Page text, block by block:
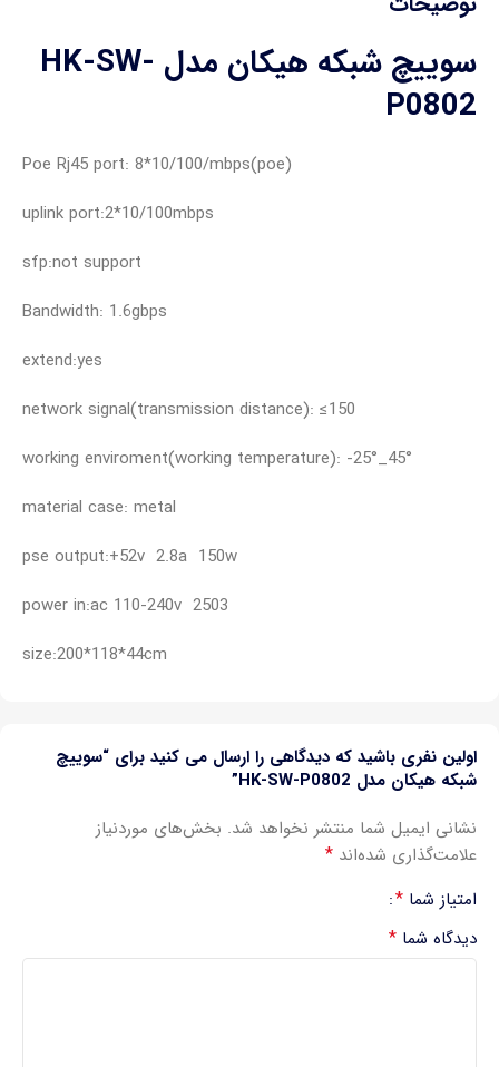
سوییچ شبکه هیکان مدل HK-SW-
P0802
(poe)Poe Rj45 port: 8*10/100/mbps
uplink port:2*10/100mbps
sfp:not support
Bandwidth: 1.6gbps
extend:yes
network signal(transmission distance): ≤150
°working enviroment(working temperature): -25°_45
material case: metal
pse output:+52v 2.8a 150w
power in:ac 110-240v 2503
size:200*118*44cm
اولین نفری باشید که دیدگاهی را ارسال می کنید برای “سوییچ
شبکه هیکان مدل HK-SW-P0802”
نشانی ایمیل شما منتشر نخواهد شد. بخش‌های موردنیاز
علامت‌گذاری شده‌اند *
امتیاز شما *
دیدگاه شما *